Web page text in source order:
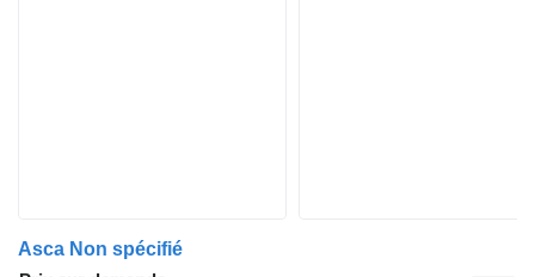
Asca Non spécifié